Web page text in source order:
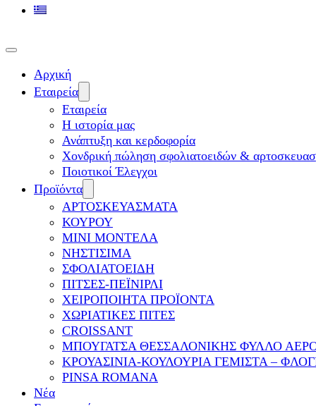
Αρχική
Εταιρεία
Εταιρεία
Η ιστορία μας
Ανάπτυξη και κερδοφορία
Χονδρική πώληση σφολιατοειδών &
Ποιοτικοί Έλεγχοι
Προϊόντα
ΑΡΤΟΣΚΕΥΑΣΜΑΤΑ
ΚΟΥΡΟΥ
ΜΙΝΙ ΜΟΝΤΕΛΑ
ΝΗΣΤΙΣΙΜΑ
ΣΦΟΛΙΑΤΟΕΙΔΗ
ΠΙΤΣΕΣ-ΠΕΪΝΙΡΛΙ
ΧΕΙΡΟΠΟΙΗΤΑ ΠΡΟΪΟΝΤΑ
ΧΩΡΙΑΤΙΚΕΣ ΠΙΤΕΣ
CROISSANT
ΜΠΟΥΓΑΤΣΑ ΘΕΣΣΑΛΟΝΙΚΗΣ ΦΥΛΛΟ
ΚΡΟΥΑΣΙΝΙΑ-ΚΟΥΛΟΥΡΙΑ ΓΕΜΙΣΤΑ –
PINSA ROMANA
Νέα